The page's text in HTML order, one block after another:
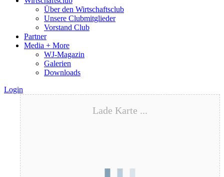
Über den Wirtschaftsclub
Unsere Clubmitglieder
Vorstand Club
Partner
Media + More
WJ-Magazin
Galerien
Downloads
Login
Lade Karte ...